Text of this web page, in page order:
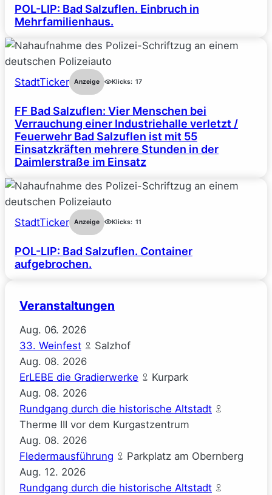
POL-LIP: Bad Salzuflen. Einbruch in
Mehrfamilienhaus.
StadtTicker Anzeige Klicks: 17
FF Bad Salzuflen: Vier Menschen bei
Verrauchung einer Industriehalle verletzt /
Feuerwehr Bad Salzuflen ist mit 55
Einsatzkräften mehrere Stunden in der
Daimlerstraße im Einsatz
StadtTicker Anzeige Klicks: 11
POL-LIP: Bad Salzuflen. Container
aufgebrochen.
Veranstaltungen
Aug. 06. 2026
33. Weinfest
Salzhof
Aug. 08. 2026
ErLEBE die Gradierwerke
Kurpark
Aug. 08. 2026
Rundgang durch die historische Altstadt
Therme III vor dem Kurgastzentrum
Aug. 08. 2026
Fledermausführung
Parkplatz am Obernberg
Aug. 12. 2026
Rundgang durch die historische Altstadt